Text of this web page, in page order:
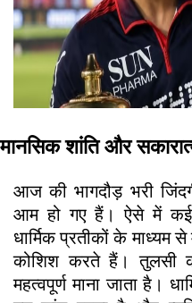
मानसिक शांति और
आज की भागदौड़ भरी
आम हो गए हैं। ऐसे में कई
धार्मिक प्रतीकों के
कोशिश करते हैं। तुलसी
महत्वपूर्ण माना जाता है।